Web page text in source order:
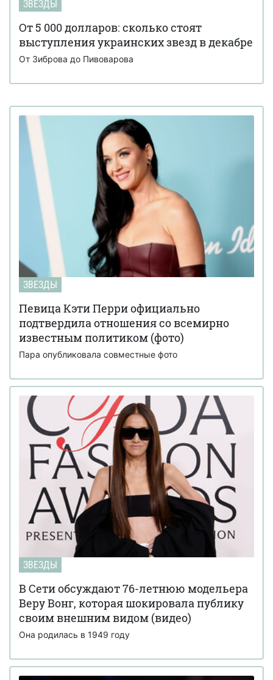
ЗВЕЗДЫ
От 5 000 долларов: сколько стоят
выступления украинских звезд в декабре
От Зиброва до Пивоварова
ЗВЕЗДЫ
Певица Кэти Перри официально
подтвердила отношения со всемирно
известным политиком (фото)
Пара опубликовала совместные фото
ЗВЕЗДЫ
В Сети обсуждают 76-летнюю модельера
Веру Вонг, которая шокировала публику
своим внешним видом (видео)
Она родилась в 1949 году